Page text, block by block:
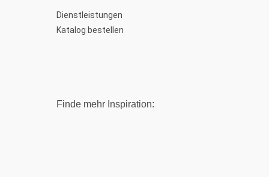
Dienstleistungen
Katalog bestellen
Finde mehr Inspiration: